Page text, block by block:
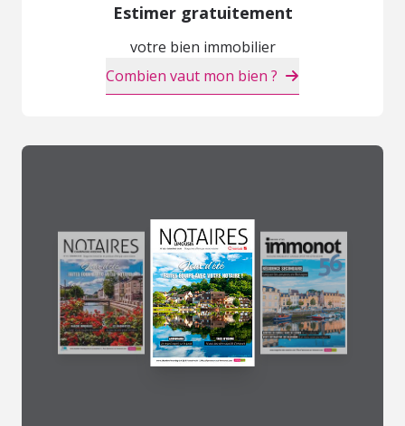
Estimer gratuitement
votre bien immobilier
Combien vaut mon bien ?